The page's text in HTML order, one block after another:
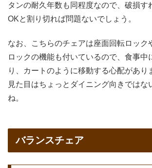
タンの耐久年数も同程度なので、破損す
OKと割り切れば問題ないでしょう。
なお、こちらのチェアは座面回転ロック
ロックの機能も付いているので、食事中
り、カートのように移動する心配があり
見た目はちょっとダイニング向きではな
ね。
バランスチェア